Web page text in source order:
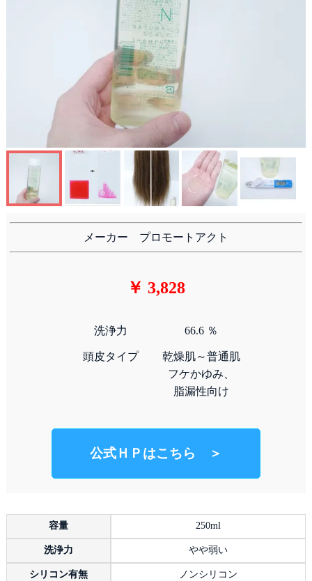
メーカー プロモートアクト
￥ 3,828
洗浄力
頭皮タイプ
66.6 ％
乾燥肌～普通肌
フケかゆみ、
脂漏性向け
公式ＨＰはこちら ＞
容量
洗浄力
シリコン有無
250ml
やや弱い
ノンシリコン